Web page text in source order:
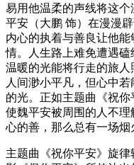
易用他温柔的声线将这
平安（大鹏 饰）在漫漫
内心的执着与善良让他
情。人生路上难免遭遇
温暖的光能将行走的旅
人间渺小平凡，但心中
的光。正如主题曲《祝
使魏平安被周围的人不
心的善，那么总有一场烟
主题曲《祝你平安》旋